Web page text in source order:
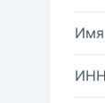
Имя